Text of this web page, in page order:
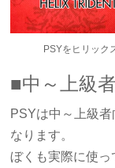
PSYをヒリック
■中～上級
PSYは中～上級
なります。
ぼくも実際に使